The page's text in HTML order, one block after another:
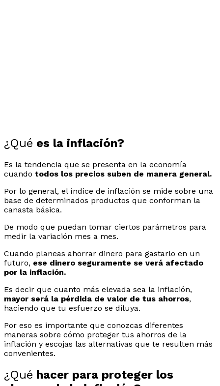
¿Qué es la inflación?
Es la tendencia que se presenta en la economía
cuando todos los precios suben de manera general.
Por lo general, el índice de inflación se mide sobre una
base de determinados productos que conforman la
canasta básica.
De modo que puedan tomar ciertos parámetros para
medir la variación mes a mes.
Cuando planeas ahorrar dinero para gastarlo en un
futuro, ese dinero seguramente se verá afectado
por la inflación.
Es decir que cuanto más elevada sea la inflación,
mayor será la pérdida de valor de tus ahorros,
haciendo que tu esfuerzo se diluya.
Por eso es importante que conozcas diferentes
maneras sobre cómo proteger tus ahorros de la
inflación y escojas las alternativas que te resulten más
convenientes.
¿Qué hacer para proteger los